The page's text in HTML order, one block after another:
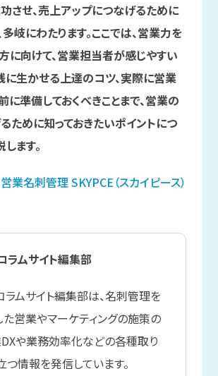
させ、売上アップにつなげるために
岐にわたります。ここでは、営業力を
に向けて、営業担当者が感じやすい
に生かせる上達のコツ、実際に営業
に準備しておくべきことまで、営業の
ために知っておきたいポイントにつ
ます。
営業名刺管理SKYPCE（スカイピース）
ラムサイト編集部
ラムサイト編集部は、名刺管理を
た営業やマーケティングの施策の
DXや業務効率化などの各種取り
情報を発信しています。